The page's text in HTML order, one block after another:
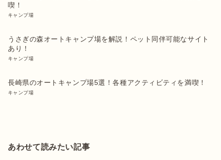
喫！
キャンプ場
うさぎの森オートキャンプ場を解説！ペット同伴可能なサイト
あり！
キャンプ場
長崎県のオートキャンプ場5選！各種アクティビティを満喫！
キャンプ場
あわせて読みたい記事